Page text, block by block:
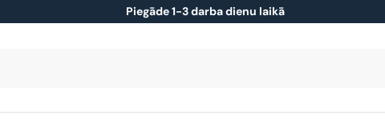
Piegāde 1-3 darba dienu laikā